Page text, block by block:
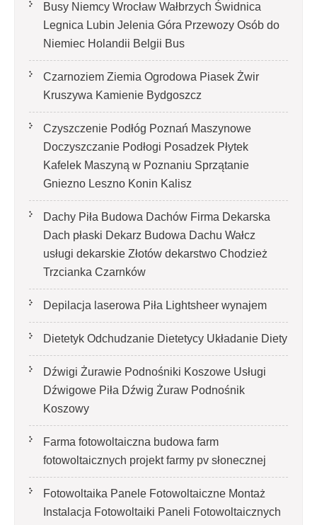
Busy Niemcy Wrocław Wałbrzych Świdnica
Legnica Lubin Jelenia Góra Przewozy Osób do
Niemiec Holandii Belgii Bus
Czarnoziem Ziemia Ogrodowa Piasek Żwir
Kruszywa Kamienie Bydgoszcz
Czyszczenie Podłóg Poznań Maszynowe
Doczyszczanie Podłogi Posadzek Płytek
Kafelek Maszyną w Poznaniu Sprzątanie
Gniezno Leszno Konin Kalisz
Dachy Piła Budowa Dachów Firma Dekarska
Dach płaski Dekarz Budowa Dachu Wałcz
usługi dekarskie Złotów dekarstwo Chodzież
Trzcianka Czarnków
Depilacja laserowa Piła Lightsheer wynajem
Dietetyk Odchudzanie Dietetycy Układanie Diety
Dźwigi Żurawie Podnośniki Koszowe Usługi
Dźwigowe Piła Dźwig Żuraw Podnośnik
Koszowy
Farma fotowoltaiczna budowa farm
fotowoltaicznych projekt farmy pv słonecznej
Fotowoltaika Panele Fotowoltaiczne Montaż
Instalacja Fotowoltaiki Paneli Fotowoltaicznych